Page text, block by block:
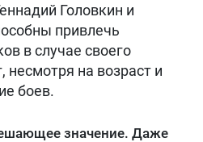
Головкин и
привлечь
в случае своего
несмотря на возраст и
боев.
значение. Даже